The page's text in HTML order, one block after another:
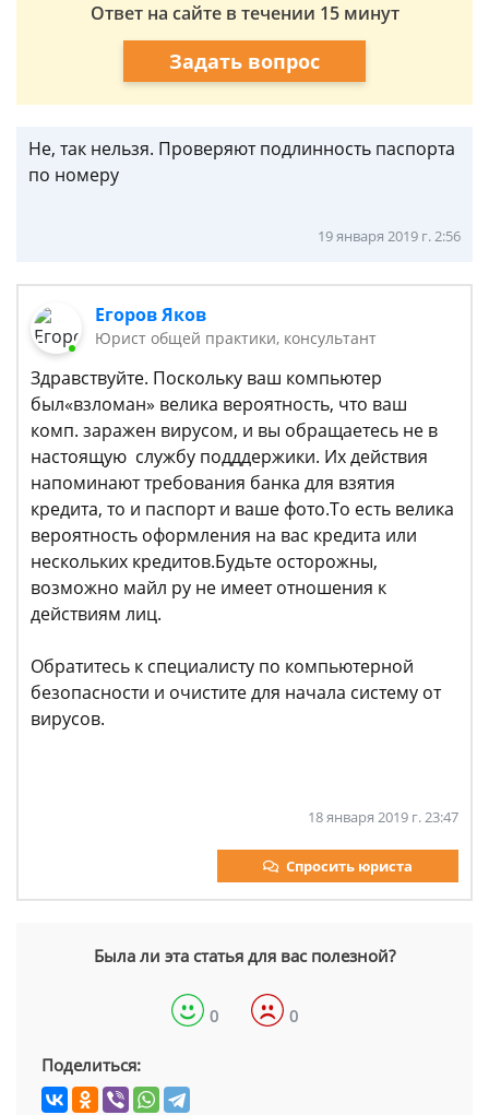
Ответ на сайте в течении 15 минут
Задать вопрос
Не, так нельзя. Проверяют подлинность паспорта
по номеру
19 января 2019 г. 2:56
Егоров Яков
Юрист общей практики, консультант
Здравствуйте. Поскольку ваш компьютер
был«взломан» велика вероятность, что ваш
комп. заражен вирусом, и вы обращаетесь не в
настоящую службу подддержики. Их действия
напоминают требования банка для взятия
кредита, то и паспорт и ваше фото.То есть велика
вероятность оформления на вас кредита или
нескольких кредитов.Будьте осторожны,
возможно майл ру не имеет отношения к
действиям лиц.
Обратитесь к специалисту по компьютерной
безопасности и очистите для начала систему от
вирусов.
18 января 2019 г. 23:47
Спросить юриста
Была ли эта статья для вас полезной?
0 0
Поделиться: